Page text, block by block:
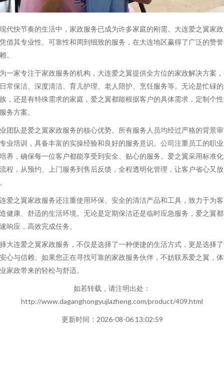
代快节奏的生活中，家政服务已成为许多家庭的刚需。大连爱之翼家
借其专业性、可靠性和周到细致的服务，在大连地区赢得了广泛的赞
。
一家专注于家政服务的机构，大连爱之翼提供全方位的家政解决方案
常保洁、深度清洁、育儿护理、老人陪护、烹饪服务等。无论是忙碌
，还是有特殊需求的家庭，爱之翼都能根据客户的具体需求，定制个
务方案。
团队是爱之翼家政服务的核心优势。所有服务人员均经过严格的背景
业培训，具备丰富的实操经验和良好的服务意识。公司注重员工的职
养，确保每一位客户都能享受到安全、贴心的服务。爱之翼采用标准
程，从预约、上门服务到售后反馈，全程透明化管理，让客户省心又放
爱之翼家政服务还注重使用环保、安全的清洁产品和工具，致力于为
健康、舒适的生活环境。无论是定期保洁还是临时应急服务，爱之翼
响应，高效完成任务。
大连爱之翼家政服务，不仅是选择了一种便捷的生活方式，更是选择
心与信赖。如果您正在寻找可靠的家政服务伙伴，不妨联系爱之翼，
家政带来的轻松与舒适。
如若转载，请注明出处：
http://www.daganghongyujiazheng.com/product/409.html
更新时间：2026-08-06 13:02:59